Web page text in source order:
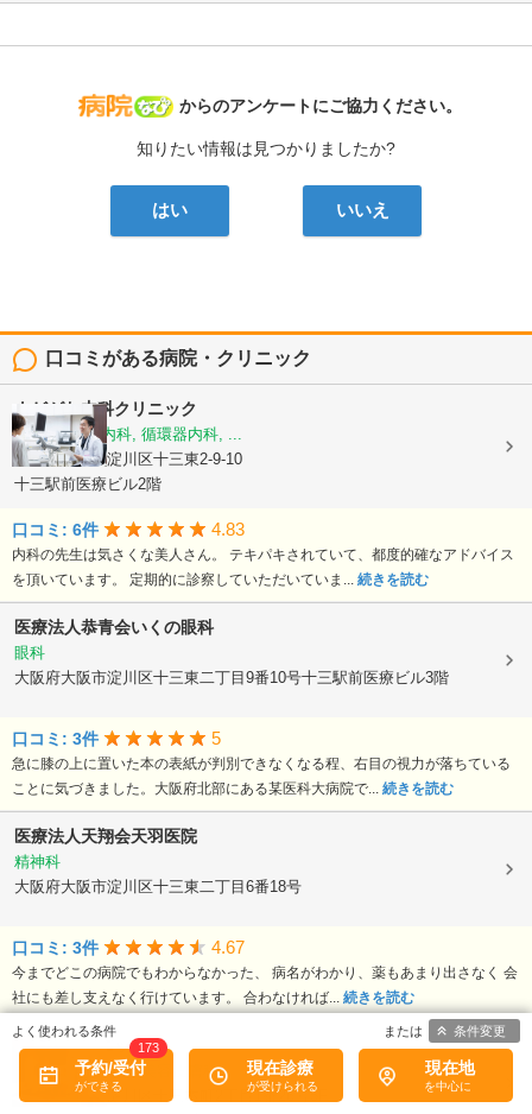
病院なび
からのアンケートにご協力ください。
知りたい情報は見つかりましたか?
はい いいえ
口コミがある病院・クリニック
よどがわ内科クリニック
内科, 消化器内科, 循環器内科, ...
大阪府大阪市淀川区十三東2-9-10
十三駅前医療ビル2階
口コミ: 6件 4.83
内科の先生は気さくな美人さん。 テキパキされていて、都度的確なアドバイス
を頂いています。 定期的に診察していただいていま... 続きを読む
医療法人恭青会いくの眼科
眼科
大阪府大阪市淀川区十三東二丁目9番10号十三駅前医療ビル3階
口コミ: 3件 5
急に膝の上に置いた本の表紙が判別できなくなる程、右目の視力が落ちている
ことに気づきました。大阪府北部にある某医科大病院で... 続きを読む
医療法人天翔会天羽医院
精神科
大阪府大阪市淀川区十三東二丁目6番18号
口コミ: 3件 4.67
今までどこの病院でもわからなかった、 病名がわかり、薬もあまり出さなく 会
社にも差し支えなく行けています。 合わなければ... 続きを読む
ちはるクリニック
産婦人科, 婦人科, 美容皮膚科
大阪府大阪市淀川区十三本町2丁目1番26号5F
予約/受付
173
現在診療 現在地
条件変更